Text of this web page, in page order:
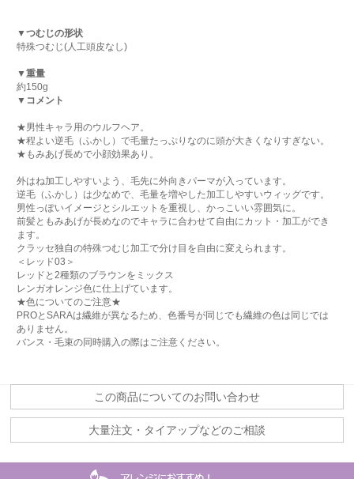
▼つむじの形状
特殊つむじ(人工頭皮なし)
▼重量
約150g
▼コメント
★男性キャラ用のウルフヘア。
★程よい逆毛（ふかし）で毛量たっぷりなのに頭が大きくなりすぎない。
★もみあげ長めで小顔効果あり。
外はね加工しやすいよう、毛先に外向きパーマが入っています。
逆毛（ふかし）は少なめで、毛量を増やした加工しやすいウィッグです。
男性っぽいイメージとシルエットを重視し、かっこいい雰囲気に。
前髪ともみあげが長めなのでキャラに合わせて自由にカット・加工ができ
ます。
クラッセ独自の特殊つむじ加工で分け目を自由に変えられます。
＜レッド03＞
レッドと2種類のブラウンをミックス
レンガオレンジ色に仕上げています。
★色についてのご注意★
PROとSARAは繊維が異なるため、色番号が同じでも繊維の色は同じでは
ありません。
バンス・毛束の同時購入の際はご注意ください。
この商品についてのお問い合わせ
大量注文・タイアップなどのご相談